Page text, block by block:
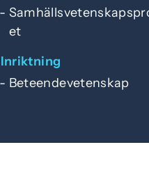
et
Inriktning
Beteendevetenskap